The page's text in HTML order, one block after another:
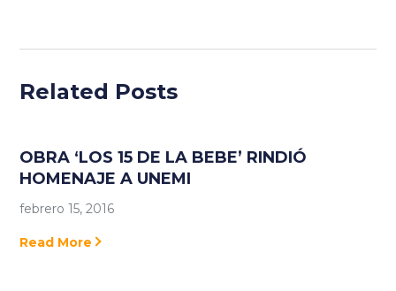
Related Posts
OBRA ‘LOS 15 DE LA BEBE’ RINDIÓ
HOMENAJE A UNEMI
febrero 15, 2016
Read More